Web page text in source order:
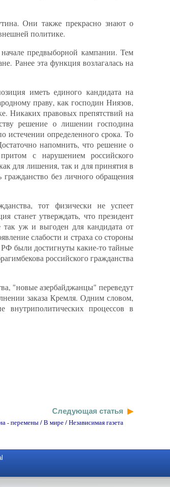
Они также прекрасно знают о
политике.
предвыборной кампании. Тем
Ранее эта функция возлагалась на
иметь единого кандидата на
праву, как господин Ниязов,
Никаких правовых препятствий на
решение о лишении господина
истечении определенного срока. То
напомнить, что решение о
с нарушением российского
для лишения, так и для принятия в
без личного обращения
тот физически не успеет
станет утверждать, что президент
уж и выгоден для кандидата от
слабости и страха со стороны
РФ были достигнуты какие-то тайные
российского гражданства
"новые азербайджанцы" переведут
заказа Кремля. Одним словом,
процессов в
Следующая статья
- перемены / В мире / Независимая газета